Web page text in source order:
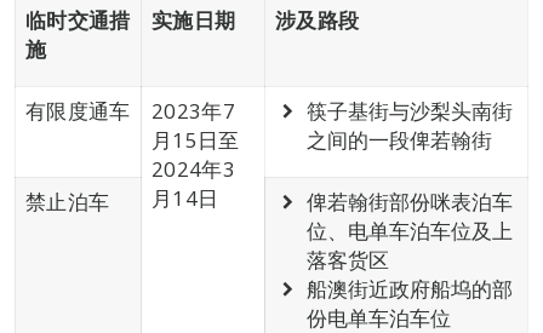
临时交通措
施
实施日期 涉及路段
有限度通车
2023年7
月15日至
2024年3
月14日
筷子基街与沙梨头南街
之间的一段俾若翰街
禁止泊车
俾若翰街部份咪表泊车
位、电单车泊车位及上
落客货区
船澳街近政府船坞的部
份电单车泊车位